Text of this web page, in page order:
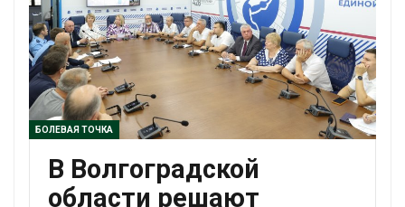
БОЛЕВАЯ ТОЧКА
В Волгоградской
области решают